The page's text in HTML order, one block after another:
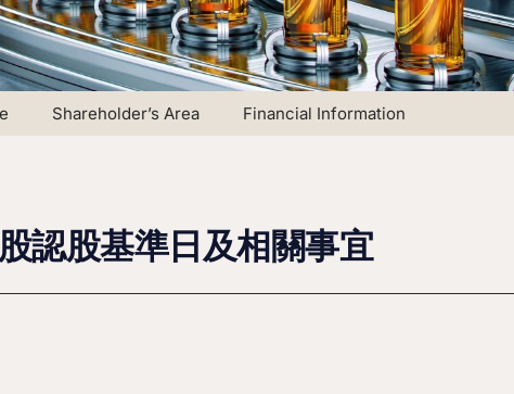
Shareholder’s Area Financial Information
認股基準日及相關事宜